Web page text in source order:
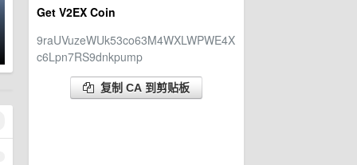
Get V2EX Coin
9raUVuzeWUk53co63M4WXLWPWE4X
c6Lpn7RS9dnkpump
复制 CA 到剪贴板